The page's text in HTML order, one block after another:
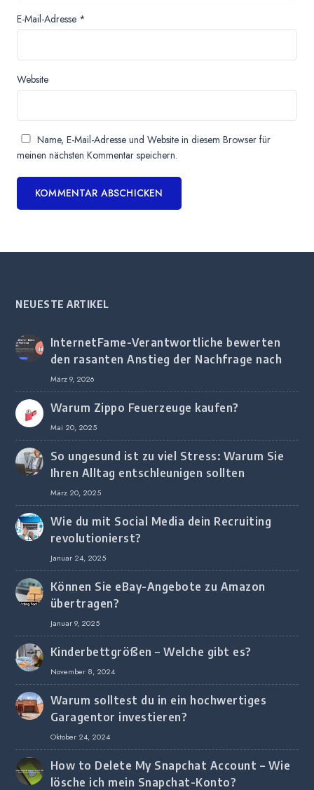
E-Mail-Adresse *
Website
Name, E-Mail-Adresse und Website in diesem Browser für
meinen nächsten Kommentar speichern.
NEUESTE ARTIKEL
InternetFame-Verantwortliche bewerten
den rasanten Anstieg der Nachfrage nach
digitalem Marketing bei deutschen
Unternehmen
März 9, 2026
Warum Zippo Feuerzeuge kaufen?
Mai 20, 2025
So ungesund ist zu viel Stress: Warum Sie
Ihren Alltag entschleunigen sollten
März 20, 2025
Wie du mit Social Media dein Recruiting
revolutionierst?
Januar 24, 2025
Können Sie eBay-Angebote zu Amazon
übertragen?
Januar 9, 2025
Kinderbettgrößen – Welche gibt es?
November 8, 2024
Warum solltest du in ein hochwertiges
Garagentor investieren?
Oktober 24, 2024
How to Delete My Snapchat Account – Wie
lösche ich mein Snapchat-Konto?